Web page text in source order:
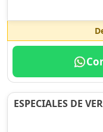
ESPECIALES DE